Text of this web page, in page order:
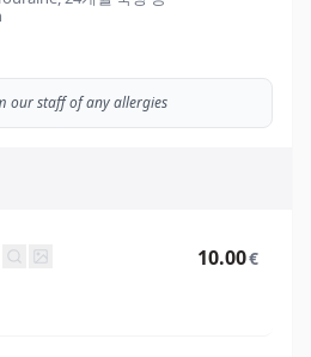
our staff of any allergies
10.00€